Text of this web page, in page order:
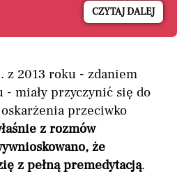
CZYTAJ DALEJ
z 2013 roku - zdaniem
miały przyczynić się do
przeciwko
z rozmów
że
z pełną premedytacją.